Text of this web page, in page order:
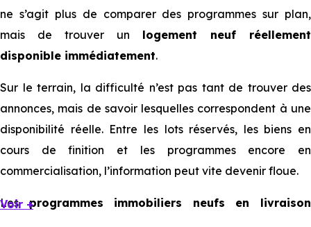
ne s’agit plus de comparer des programmes sur plan,
mais de trouver un logement neuf réellement
disponible immédiatement.
Sur le terrain, la difficulté n’est pas tant de trouver des
annonces, mais de savoir lesquelles correspondent à une
disponibilité réelle. Entre les lots réservés, les biens en
cours de finition et les programmes encore en
commercialisation, l’information peut vite devenir floue.
Lesprogrammes immobiliers neufs en livraison
Voir +